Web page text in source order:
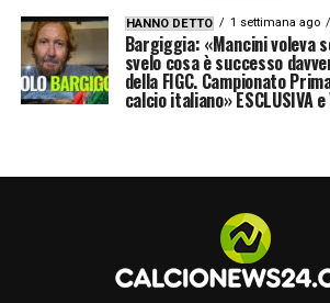
HANNO DETTO 1 settimana ago
Bargiggia: «Mancini voleva
svelo cosa è successo
della FIGC. Campionato
calcio italiano» ESCLUSIVA e